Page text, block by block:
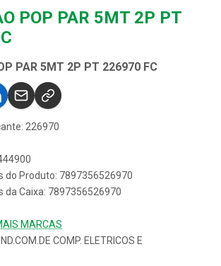
POP PAR 5MT 2P PT
PAR 5MT 2P PT 226970 FC
226970
do Produto: 7897356526970
da Caixa: 7897356526970
MARCAS
IND.COM.DE COMP. ELETRICOS E